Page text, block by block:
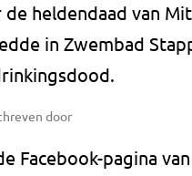
de heldendaad van
in Zwembad
door
Facebook-pagina